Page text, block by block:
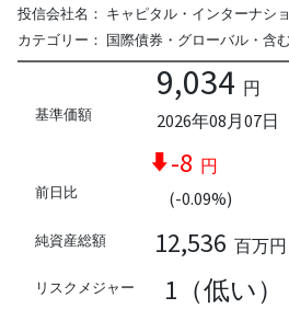
投信会社名： キャピタル・インターナシ
カテゴリー： 国際債券・グローバル・含む
基準価額
9,034 円
2026年08月07日
前日比
-8 円
(-0.09%)
純資産総額 12,536 百万円
リスクメジャー 1（低い）